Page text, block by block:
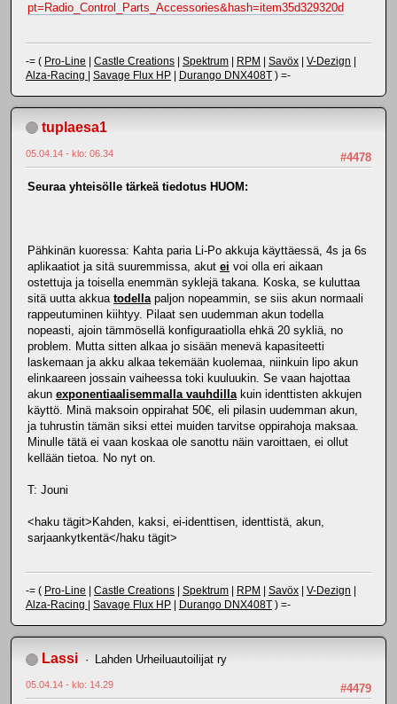
pt=Radio_Control_Parts_Accessories&hash=item35d329320d
-= ( Pro-Line | Castle Creations | Spektrum | RPM | Savöx | V-Dezign |
Alza-Racing | Savage Flux HP | Durango DNX408T ) =-
tuplaesa1
#4478
05.04.14 - klo: 06.34
Seuraa yhteisölle tärkeä tiedotus HUOM:
Pähkinän kuoressa: Kahta paria Li-Po akkuja käyttäessä, 4s ja 6s
aplikaatiot ja sitä suuremmissa, akut ei voi olla eri aikaan
ostettuja ja toisella enemmän syklejä takana. Koska, se kuluttaa
sitä uutta akkua todella paljon nopeammin, se siis akun normaali
rappeutuminen kiihtyy. Pilaat sen uudemman akun todella
nopeasti, ajoin tämmösellä konfiguraatiolla ehkä 20 sykliä, no
problem. Mutta sitten alkaa jo sisään menevä kapasiteetti
laskemaan ja akku alkaa tekemään kuolemaa, niinkuin lipo akun
elinkaareen jossain vaiheessa toki kuuluukin. Se vaan hajottaa
akun exponentiaalisemmalla vauhdilla kuin identtisten akkujen
käyttö. Minä maksoin oppirahat 50€, eli pilasin uudemman akun,
ja tuhrustin tämän siksi ettei muiden tarvitse oppirahoja maksaa.
Minulle tätä ei vaan koskaa ole sanottu näin varoittaen, ei ollut
kellään tietoa. No nyt on.
T: Jouni
<haku tägit>Kahden, kaksi, ei-identtisen, identtistä, akun,
sarjaankytkentä</haku tägit>
-= ( Pro-Line Castle Creations Spektrum RPM Savöx V-Dezign
Alza-Racing
Savage Flux HP Durango DNX408T ) =-
Lassi Lahden Urheiluautoilijat ry
#4479
05.04.14 - klo: 14.29